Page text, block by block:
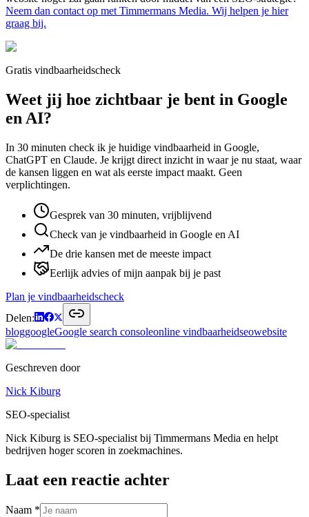
Neem dan contact op met Timmermans Media. Wij helpen je hier
graag bij.
Gratis vindbaarheidscheck
Weet jij hoe zichtbaar je bent in Google
en AI?
In 30 minuten check ik je huidige vindbaarheid in Google,
ChatGPT en Claude. Je krijgt direct inzicht in waar je nu staat, waar
de kansen liggen en wat als eerste impact maakt. Geen
verplichtingen.
Gesprek van 30 minuten, vrijblijvend
Check van je vindbaarheid in Google en AI
De drie kansen met de meeste impact
Eerlijk advies of mijn aanpak bij je past
Plan je vindbaarheidscheck
Delen:
bloggoogleGoogle search consoleonline vindbaarheidseowebsite
Geschreven door
Nick Kiburg
SEO-specialist
Nick Kiburg is SEO-specialist bij Timmermans Media en helpt
bedrijven hoger scoren in zoekmachines.
Laat een reactie achter
Naam *